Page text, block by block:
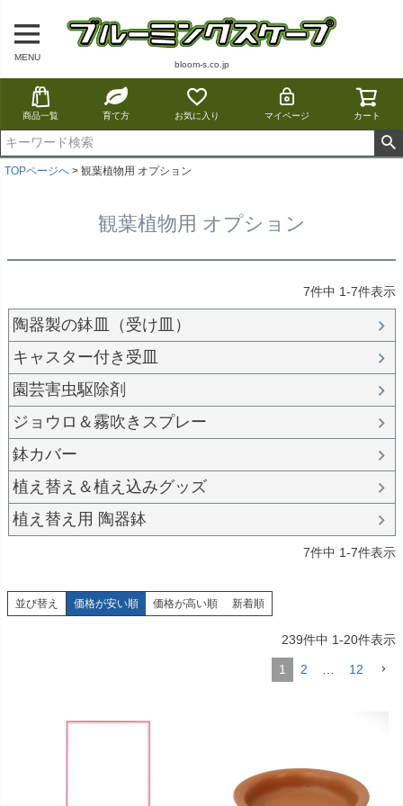
MENU
bloom-s.co.jp
商品一覧 育て方 お気に入り マイページ カート
TOPページへ 観葉植物用 オプション
観葉植物用 オプション
7件中 1-7件表示
陶器製の鉢皿（受け皿）
キャスター付き受皿
園芸害虫駆除剤
ジョウロ＆霧吹きスプレー
鉢カバー
植え替え＆植え込みグッズ
植え替え用 陶器鉢
7件中 1-7件表示
並び替え 価格が安い順 価格が高い順 新着順
239件中 1-20件表示
1 2 12